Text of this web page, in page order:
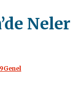
Neler
Genel